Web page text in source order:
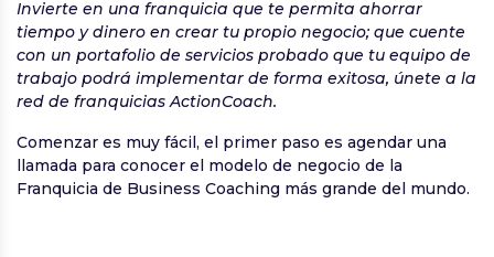
Invierte en una franquicia que te permita ahorrar
tiempo y dinero en crear tu propio negocio; que cuente
con un portafolio de servicios probado que tu equipo de
trabajo podrá implementar de forma exitosa, únete a la
red de franquicias ActionCoach.
Comenzar es muy fácil, el primer paso es agendar una
llamada para conocer el modelo de negocio de la
Franquicia de Business Coaching más grande del mundo.